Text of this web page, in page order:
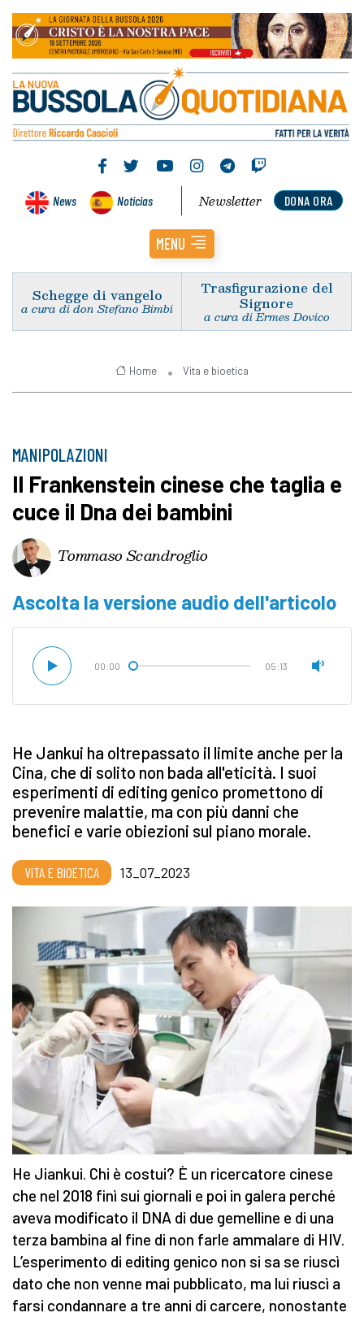
News Noticias DONA ORA
Newsletter
MENU
Schegge di vangelo
a cura di don Stefano Bimbi
Trasfigurazione del
Signore
a cura di Ermes Dovico
Home Vita e bioetica
MANIPOLAZIONI
Il Frankenstein cinese che taglia e
cuce il Dna dei bambini
Tommaso Scandroglio
Ascolta la versione audio dell'articolo
00:00 05:13
He Jankui ha oltrepassato il limite anche per la
Cina, che di solito non bada all'eticità. I suoi
esperimenti di editing genico promettono di
prevenire malattie, ma con più danni che
benefici e varie obiezioni sul piano morale.
VITA E BIOETICA 13_07_2023
He Jiankui. Chi è costui? È un ricercatore cinese
che nel 2018 finì sui giornali e poi in galera perché
aveva modificato il DNA di due gemelline e di una
terza bambina al fine di non farle ammalare di HIV.
L’esperimento di editing genico non si sa se riuscì
dato che non venne mai pubblicato, ma lui riuscì a
farsi condannare a tre anni di carcere, nonostante